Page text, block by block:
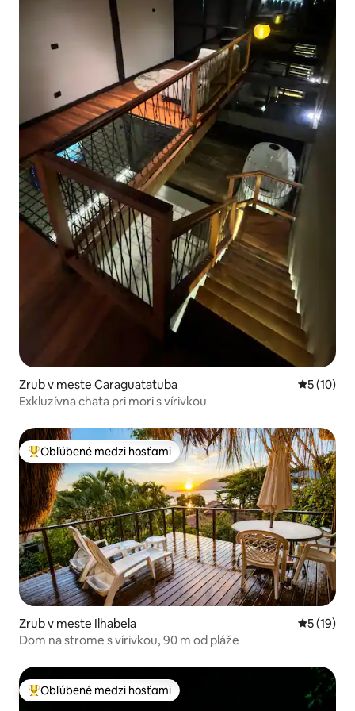
Zrub v meste Caraguatatuba
5 (10)
Exkluzívna chata pri mori s vírivkou
Najobľúbenejšie medzi hosťami
Obľúbené medzi hosťami
Zrub v meste Ilhabela
5 (19)
Dom na strome s vírivkou, 90 m od pláže
Najobľúbenejšie medzi hosťami
Obľúbené medzi hosťami